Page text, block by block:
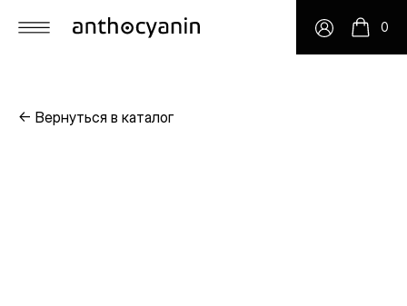
0
← Вернуться в каталог